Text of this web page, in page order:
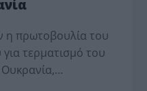
η πρωτοβουλία του
τερματισμό του